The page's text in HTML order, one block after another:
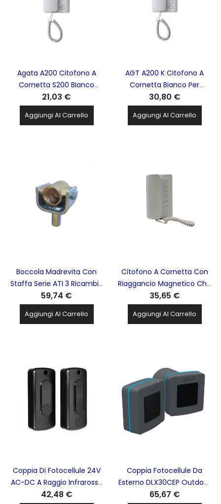
Agata A200 Citofono A
Cornetta S200 Bianco
1Tasto Bpt CAME - 840CA-
0010
21,03 €
Aggiungi Al Carrello
AGT A200 K Citofono A
Cornetta Bianco Per
Sistemi 200 3Tasti CAME -
840CA-0030
30,80 €
Aggiungi Al Carrello
Boccola Madrevita Con
Staffa Serie ATI 3 Ricambio
CAME - 88001-0125
59,74 €
Aggiungi Al Carrello
Citofono A Cornetta Con
Riaggancio Magnetico Che
Elimina Il Rischio Di Caduta
CAME - 840CA-0020
35,65 €
Aggiungi Al Carrello
Coppia Di Fotocellule 24V
AC-DC A Raggio Infrarosso
CAME - 001DIR10
42,48 €
Coppia Fotocellule Da
Esterno DLX30CEP Outdoor
CAME - 806TF-0080
65,67 €